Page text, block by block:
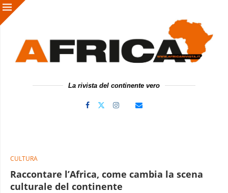
La rivista del continente vero
CULTURA
Raccontare l’Africa, come cambia la scena
culturale del continente